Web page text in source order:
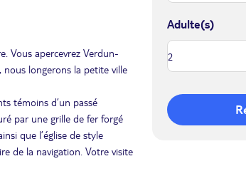
Vous apercevrez Verdun-
nous longerons la petite ville
témoins d’un passé
par une grille de fer forgé
que l’église de style
de la navigation. Votre visite
Adulte(s)